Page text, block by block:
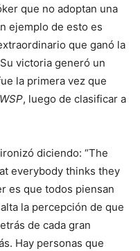
que no adoptan una
ejemplo de esto es
que ganó la
victoria generó un
la primera vez que
WSP, luego de clasificar a
diciendo: “The
everybody thinks they
es que todos piensan
la percepción de que
de cada gran
Hay personas que